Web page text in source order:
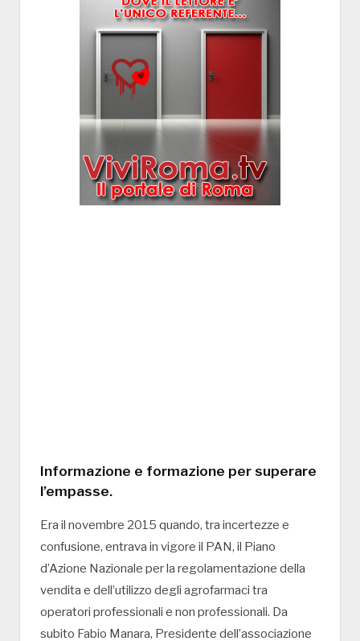
Informazione e formazione per superare
l’empasse.
Era il novembre 2015 quando, tra incertezze e
confusione, entrava in vigore il PAN, il Piano
d’Azione Nazionale per la regolamentazione della
vendita e dell’utilizzo degli agrofarmaci tra
operatori professionali e non professionali. Da
subito Fabio Manara, Presidente dell’associazione